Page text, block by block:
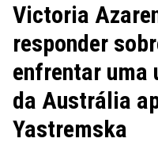
Victoria
responder
enfrentar uma
da Austrália
Yastremska